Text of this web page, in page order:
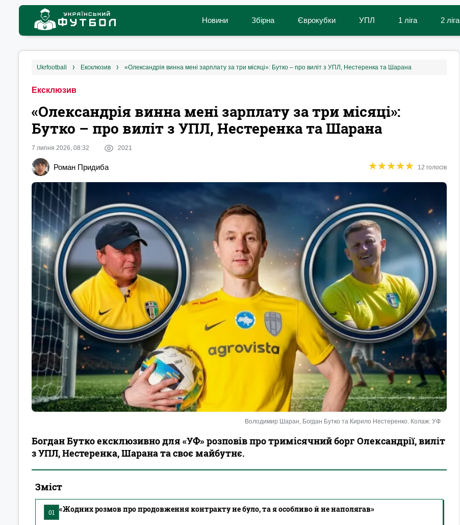
Новини Збірна Єврокубки УПЛ 1 ліга 2 ліга
ukrfootball ексклюзив «Олександрія винна мені зарплату за три місяці»: Бутко – про виліт з УПЛ, Нестеренка та Шарана
Ексклюзив
«Олександрія винна мені зарплату за три місяці»:
Бутко – про виліт з УПЛ, Нестеренка та Шарана
7 липня 2026, 08:32 2021
Роман Придиба ★★★★★
★★★★★ 12 голосів
Володимир Шаран, Богдан Бутко та Кирило Нестеренко. Колаж: УФ
Богдан Бутко ексклюзивно для «УФ» розповів про тримісячний борг Олександрії, виліт
з УПЛ, Нестеренка, Шарана та своє майбутнє.
Зміст
01 «Жодних розмов про продовження контракту не було, та я особливо й не наполягав»